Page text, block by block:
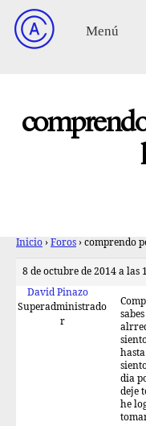
Inicio › Foros › comprendo
8 de octubre de 2014 a las
David Pinazo
Superadministrado
r
dia
deje
he